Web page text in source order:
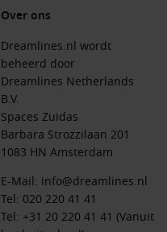
Over ons
Dreamlines.nl wordt
beheerd door
Dreamlines Netherlands
B.V.
Spaces Zuidas
Barbara Strozzilaan 201
1083 HN Amsterdam
E-Mail: info@dreamlines.nl
Tel: 020 220 41 41
Tel: +31 20 220 41 41 (Vanuit